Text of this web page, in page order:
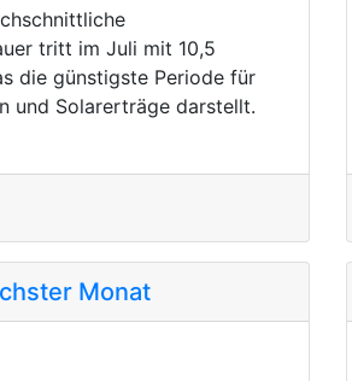
tritt im Juli mit 10,5
die günstigste Periode für
und Solarerträge darstellt.
Monat